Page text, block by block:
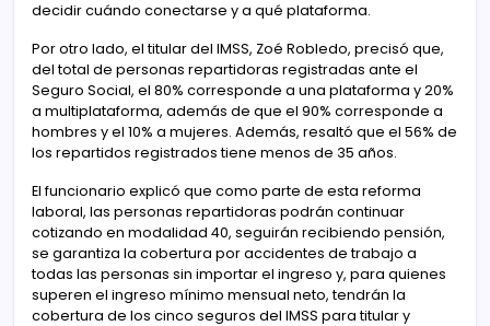
decidir cuándo conectarse y a qué plataforma.
Por otro lado, el titular del IMSS, Zoé Robledo, precisó que,
del total de personas repartidoras registradas ante el
Seguro Social, el 80% corresponde a una plataforma y 20%
a multiplataforma, además de que el 90% corresponde a
hombres y el 10% a mujeres. Además, resaltó que el 56% de
los repartidos registrados tiene menos de 35 años.
El funcionario explicó que como parte de esta reforma
laboral, las personas repartidoras podrán continuar
cotizando en modalidad 40, seguirán recibiendo pensión,
se garantiza la cobertura por accidentes de trabajo a
todas las personas sin importar el ingreso y, para quienes
superen el ingreso mínimo mensual neto, tendrán la
cobertura de los cinco seguros del IMSS para titular y